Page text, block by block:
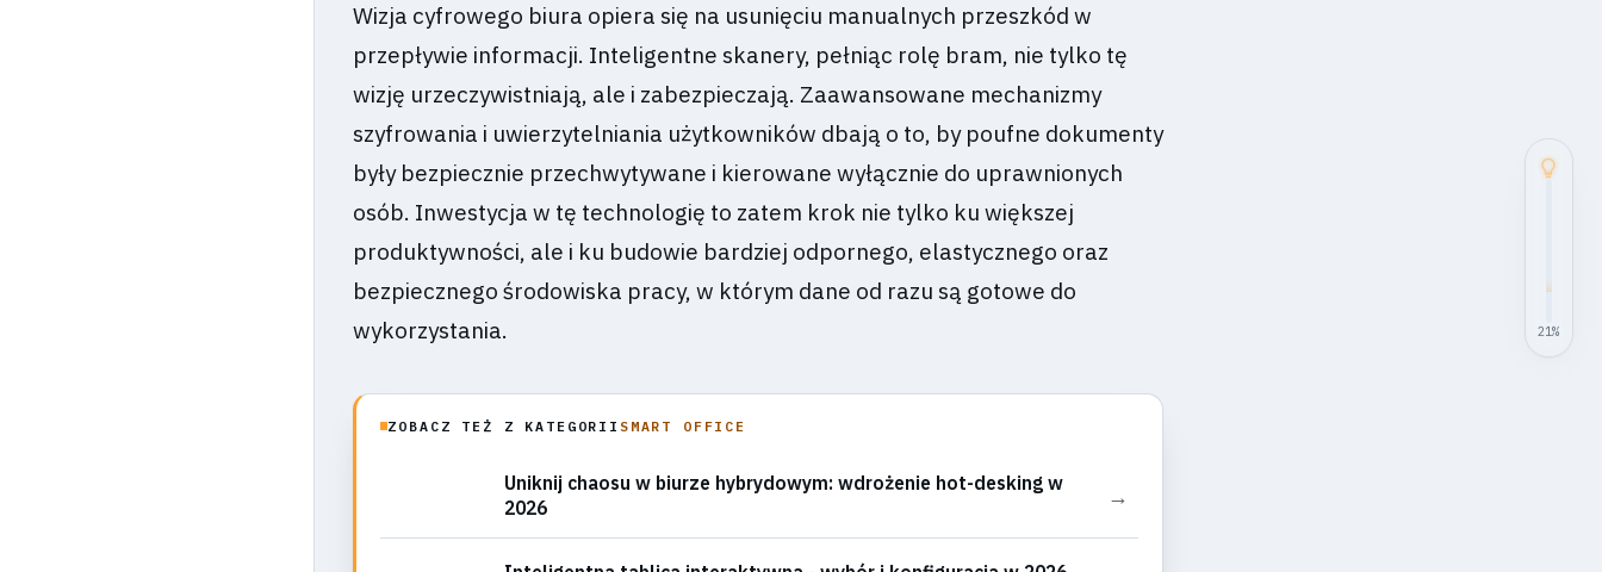
21%
Wizja cyfrowego biura opiera się na usunięciu manualnych przeszkód w
przepływie informacji. Inteligentne skanery, pełniąc rolę bram, nie tylko tę
wizję urzeczywistniają, ale i zabezpieczają. Zaawansowane mechanizmy
szyfrowania i uwierzytelniania użytkowników dbają o to, by poufne dokumenty
były bezpiecznie przechwytywane i kierowane wyłącznie do uprawnionych
osób. Inwestycja w tę technologię to zatem krok nie tylko ku większej
produktywności, ale i ku budowie bardziej odpornego, elastycznego oraz
bezpiecznego środowiska pracy, w którym dane od razu są gotowe do
wykorzystania.
ZOBACZ TEŻ Z KATEGORII SMART OFFICE
Uniknij chaosu w biurze hybrydowym: wdrożenie hot-desking w
2026
→